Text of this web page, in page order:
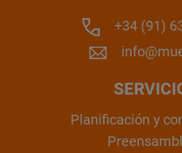
+34 (91)
Planificación y